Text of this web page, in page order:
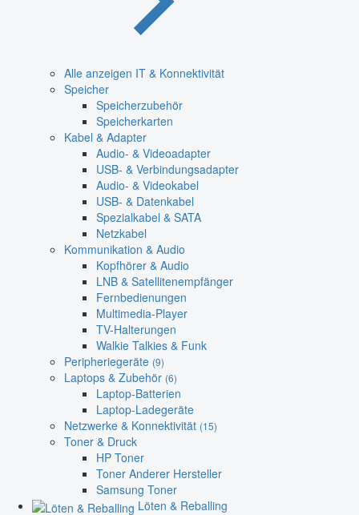
Alle anzeigen IT & Konnektivität
Speicher
Speicherzubehör
Speicherkarten
Kabel & Adapter
Audio- & Videoadapter
USB- & Verbindungsadapter
Audio- & Videokabel
USB- & Datenkabel
Spezialkabel & SATA
Netzkabel
Kommunikation & Audio
Kopfhörer & Audio
LNB & Satellitenempfänger
Fernbedienungen
Multimedia-Player
TV-Halterungen
Walkie Talkies & Funk
Peripheriegeräte (9)
Laptops & Zubehör (6)
Laptop-Batterien
Laptop-Ladegeräte
Netzwerke & Konnektivität (15)
Toner & Druck
HP Toner
Toner Anderer Hersteller
Samsung Toner
Löten & Reballing